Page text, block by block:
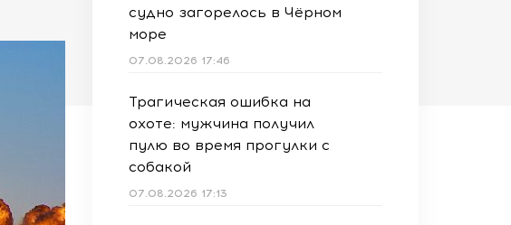
судно загорелось в Чёрном
море
07.08.2026 17:46
Трагическая ошибка на
охоте: мужчина получил
пулю во время прогулки с
собакой
07.08.2026 17:13